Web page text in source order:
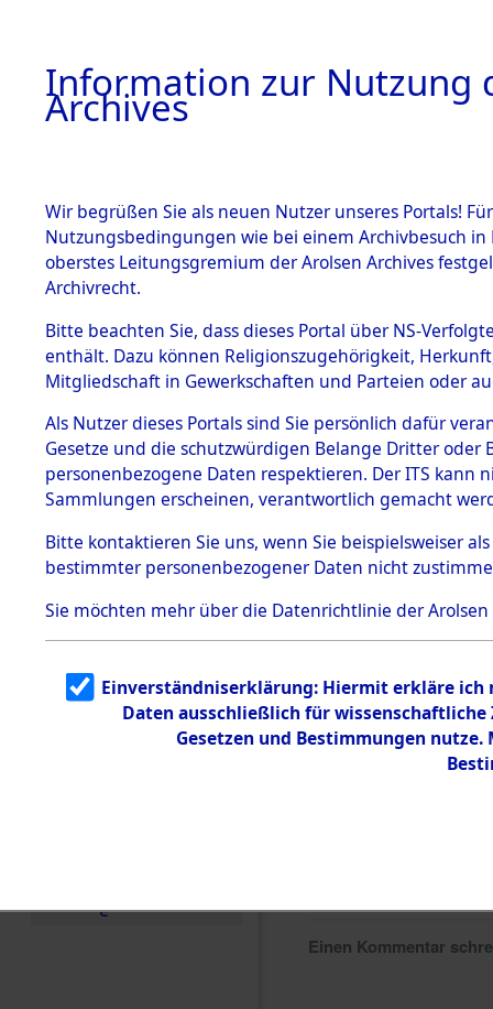
BESTÄNDE
1.
mente
5. Verschiedenes
5.3
Todesmärsche
5.3.1 Alliierte
Erhebungen
zu
Todesmärsch
en
5.3.2
g
5.3.3
Todesmärsch
e
Fronberg.
0119
Einen Kommentar
Information zur Nutzung
Archives
Wir begrüßen Sie als neuen Nutzer unseres Portals!
Nutzungsbedingungen wie bei einem Archivbesuch
oberstes Leitungsgremium der Arolsen Archives
Archivrecht.
Bitte beachten Sie, dass dieses Portal über NS-
enthält. Dazu können Religionszugehörigkeit,
Mitgliedschaft in Gewerkschaften und Parteien oder
Als Nutzer dieses Portals sind Sie persönlich dafür
Gesetze und die schutzwürdigen Belange Dritter
personenbezogene Daten respektieren. Der ITS
Sammlungen erscheinen, verantwortlich gemacht
Bitte kontaktieren Sie uns, wenn Sie beispielsweiser
bestimmter personenbezogener Daten nicht
Sie möchten mehr über die Datenrichtlinie der Arolsen
Einverständniserklärung: Hiermit erkläre ich
Daten ausschließlich für
Gesetzen und Bestimmungen